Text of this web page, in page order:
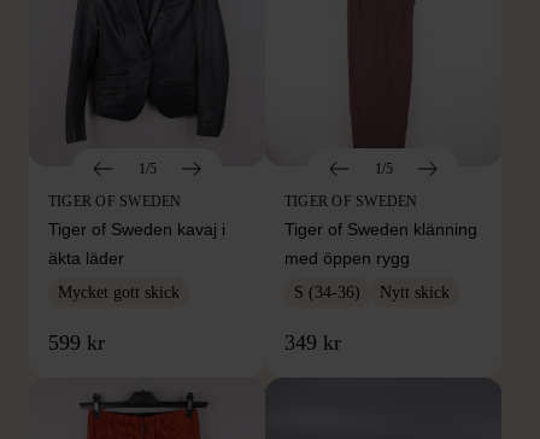
1/5
TIGER OF SWEDEN
Tiger of Sweden kavaj i
äkta läder
Mycket gott skick
599 kr
1/5
TIGER OF SWEDEN
Tiger of Sweden klänning
med öppen rygg
S (34-36) Nytt skick
349 kr